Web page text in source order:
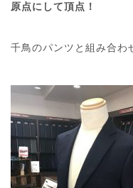
原点にして頂点！
千鳥のパンツと組み合わ